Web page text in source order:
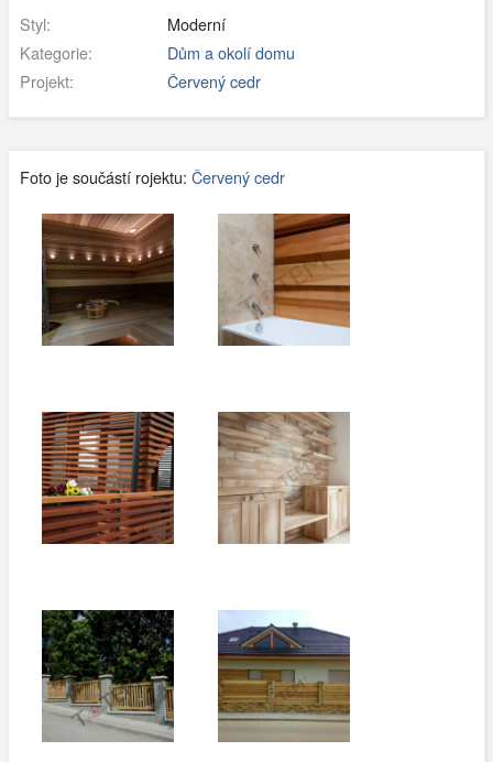
Styl:
Moderní
Kategorie:
Dům a okolí domu
Projekt:
Červený cedr
Foto je součástí rojektu: Červený cedr